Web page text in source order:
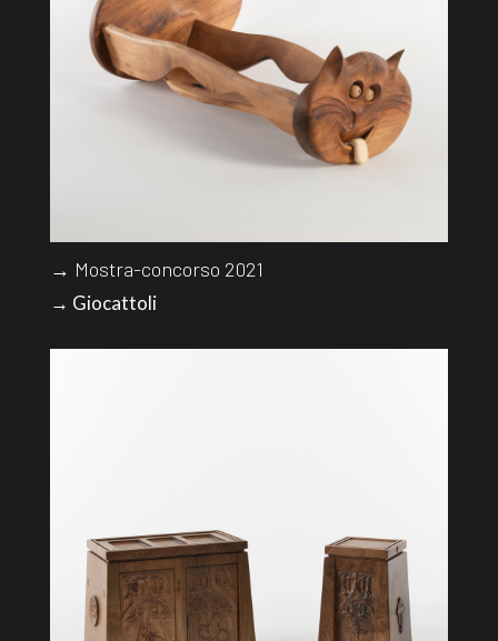
→ Mostra-concorso 2021
→ Giocattoli